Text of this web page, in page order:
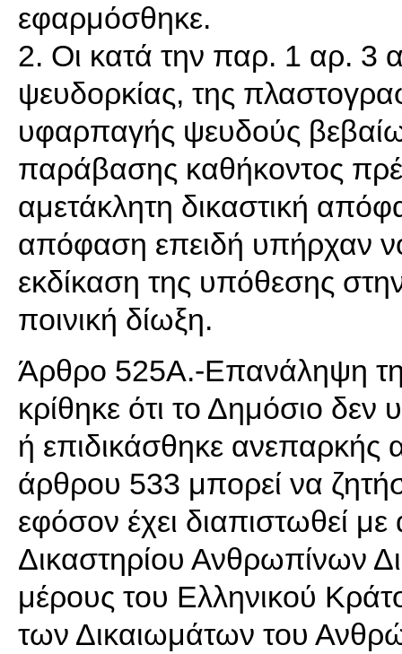
εφαρμόσθηκε.
2. Οι κατά την παρ. 1 αρ. 3
ψευδορκίας, της
υφαρπαγής ψευδούς
παράβασης καθήκοντος
αμετάκλητη δικαστική
απόφαση επειδή υπήρχαν
εκδίκαση της υπόθεσης
ποινική δίωξη.
Άρθρο 525Α.-Επανάληψη
κρίθηκε ότι το Δημόσιο
ή επιδικάσθηκε ανεπαρκής
άρθρου 533 μπορεί να
εφόσον έχει διαπιστωθεί
Δικαστηρίου Ανθρωπίνων
μέρους του Ελληνικού
των Δικαιωμάτων του